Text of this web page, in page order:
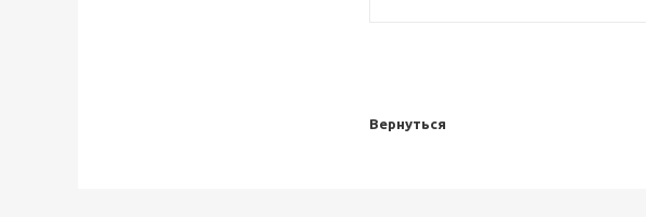
Вернуться